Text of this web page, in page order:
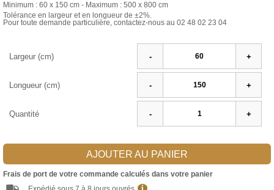
Minimum : 60 x 150 cm - Maximum : 500 x 800 cm
Tolérance en largeur et en longueur de ±2%.
Pour toute demande particulière, contactez-nous au 02 48 02 23 04
Largeur (cm) - +
Longueur (cm) - +
Quantité - +
AJOUTER AU PANIER
Frais de port de votre commande calculés dans votre panier